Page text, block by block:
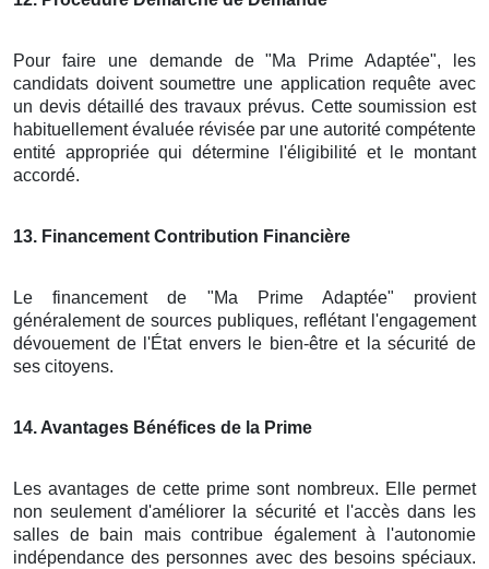
Pour faire une demande de "Ma Prime Adaptée", les
candidats doivent soumettre une application requête avec
un devis détaillé des travaux prévus. Cette soumission est
habituellement évaluée révisée par une autorité compétente
entité appropriée qui détermine l'éligibilité et le montant
accordé.
13. Financement Contribution Financière
Le financement de "Ma Prime Adaptée" provient
généralement de sources publiques, reflétant l'engagement
dévouement de l'État envers le bien-être et la sécurité de
ses citoyens.
14. Avantages Bénéfices de la Prime
Les avantages de cette prime sont nombreux. Elle permet
non seulement d'améliorer la sécurité et l'accès dans les
salles de bain mais contribue également à l'autonomie
indépendance des personnes avec des besoins spéciaux.